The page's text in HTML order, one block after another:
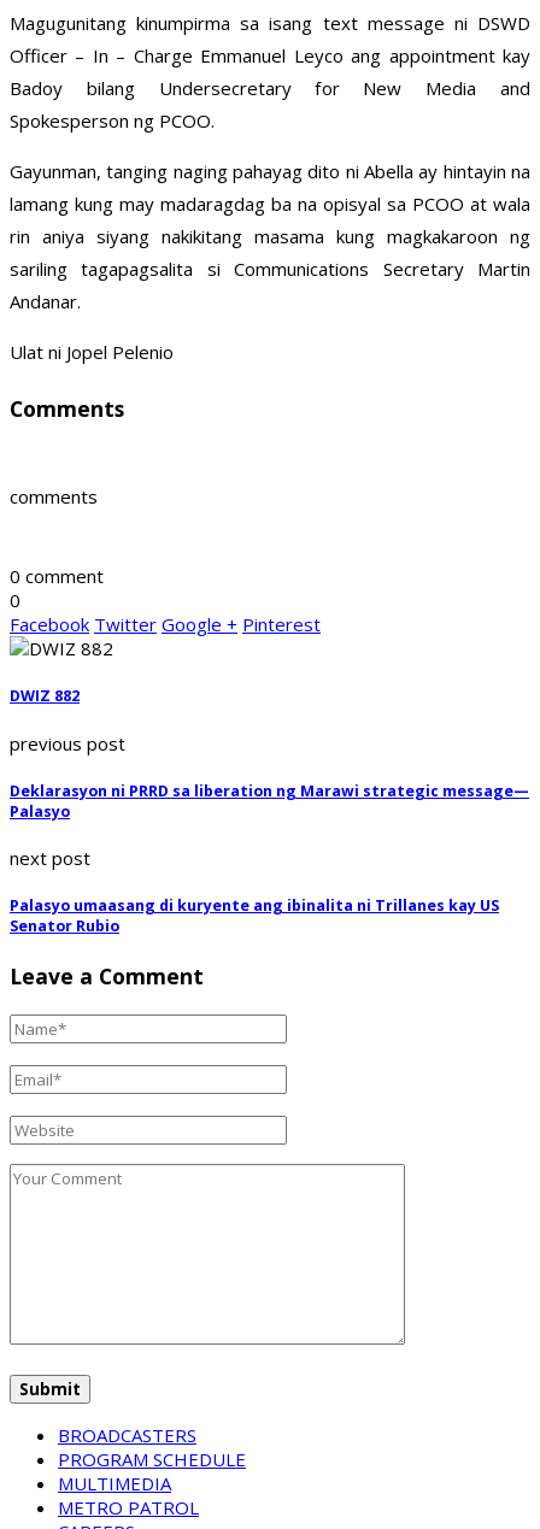
Magugunitang kinumpirma sa isang text message ni DSWD
Officer – In – Charge Emmanuel Leyco ang appointment kay
Badoy bilang Undersecretary for New Media and
Spokesperson ng PCOO.
Gayunman, tanging naging pahayag dito ni Abella ay hintayin na
lamang kung may madaragdag ba na opisyal sa PCOO at wala
rin aniya siyang nakikitang masama kung magkakaroon ng
sariling tagapagsalita si Communications Secretary Martin
Andanar.
Ulat ni Jopel Pelenio
Comments
comments
0 comment
0
Facebook Twitter Google + Pinterest
DWIZ 882
previous post
Deklarasyon ni PRRD sa liberation ng Marawi strategic message—
Palasyo
next post
Palasyo umaasang di kuryente ang ibinalita ni Trillanes kay US
Senator Rubio
Leave a Comment
BROADCASTERS
PROGRAM SCHEDULE
MULTIMEDIA
METRO PATROL